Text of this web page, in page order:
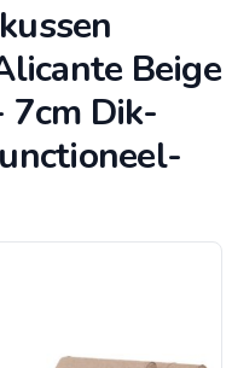
Waterafstotend - 7cm Dik-
Beige
Dik-